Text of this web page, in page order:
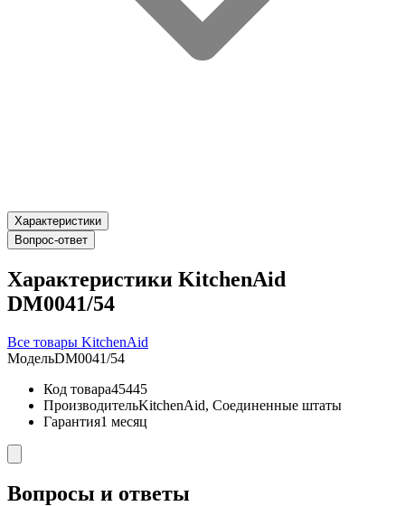
Характеристики
Вопрос-ответ
Характеристики KitchenAid
DM0041/54
Все товары KitchenAid
МодельDM0041/54
Код товара45445
ПроизводительKitchenAid, Соединенные штаты
Гарантия1 месяц
Вопросы и ответы